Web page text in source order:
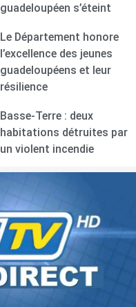
guadeloupéen s’éteint
Le Département honore
l’excellence des jeunes
guadeloupéens et leur
résilience
Basse-Terre : deux
habitations détruites par
un violent incendie